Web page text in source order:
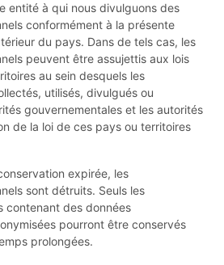
entité à qui nous divulguons des
conformément à la présente
du pays. Dans de tels cas, les
peuvent être assujettis aux lois
au sein desquels les
utilisés, divulgués ou
gouvernementales et les autorités
de la loi de ces pays ou territoires
expirée, les
sont détruits. Seuls les
contenant des données
pourront être conservés
prolongées.